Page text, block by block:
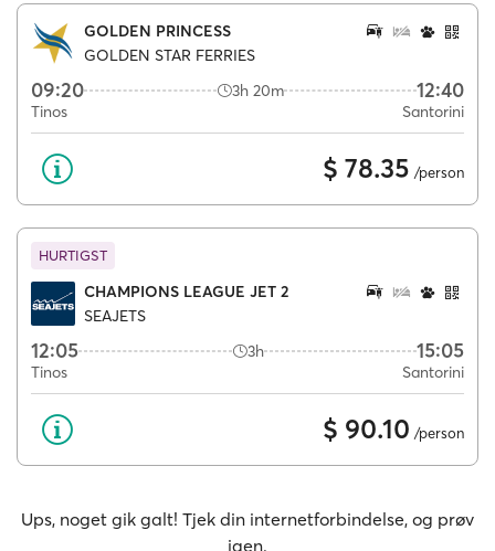
GOLDEN PRINCESS
GOLDEN STAR FERRIES
09:20 3h 20m 12:40
Tinos Santorini
$ 78.35 /person
HURTIGST
CHAMPIONS LEAGUE JET 2
SEAJETS
12:05 3h 15:05
Tinos Santorini
$ 90.10 /person
Ups, noget gik galt! Tjek din internetforbindelse, og prøv
igen.